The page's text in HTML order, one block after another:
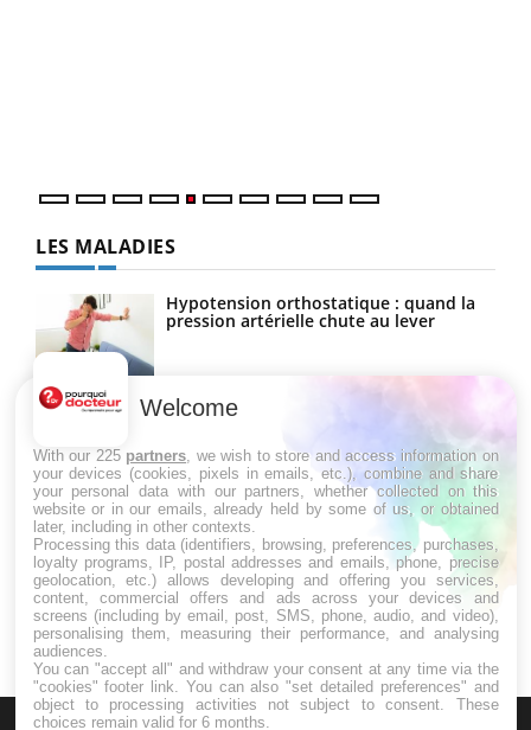
LES MALADIES
Hypotension orthostatique : quand la
pression artérielle chute au lever
Drépanocytose : une déformation des
globules rouges aux conséquences
Maladie de Charcot (Sclérose latérale
amyotrophique)
Welcome
With our 225 partners , we wish to store and access information on
your devices (cookies, pixels in emails, etc.), combine and share
your personal data with our partners, whether collected on this
website or in our emails, already held by some of us, or obtained
later, including in other contexts.
Processing this data (identifiers, browsing, preferences, purchases,
loyalty programs, IP, postal addresses and emails, phone, precise
geolocation, etc.) allows developing and offering you services,
content, commercial offers and ads across your devices and
screens (including by email, post, SMS, phone, audio, and video),
personalising them, measuring their performance, and analysing
audiences.
You can "accept all" and withdraw your consent at any time via the
"cookies" footer link . You can also "set detailed preferences" and
object to processing activities not subject to consent. These
choices remain valid for 6 months.